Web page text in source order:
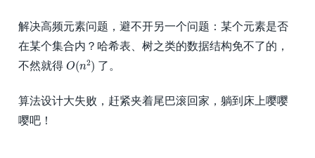
解决高频元素问题，避不开另一个问题：某个元素是否
在某个集合内？哈希表、树之类的数据结构免不了的，
不然就得 O(n2)
O(n 2) 了。
算法设计大失败，赶紧夹着尾巴滚回家，躺到床上嘤嘤
嘤吧！